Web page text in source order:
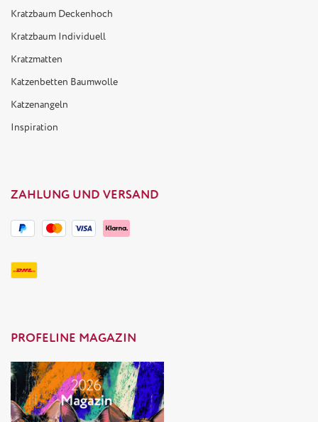
Kratzbaum Deckenhoch
Kratzbaum Individuell
Kratzmatten
Katzenbetten Baumwolle
Katzenangeln
Inspiration
ZAHLUNG UND VERSAND
PROFELINE MAGAZIN